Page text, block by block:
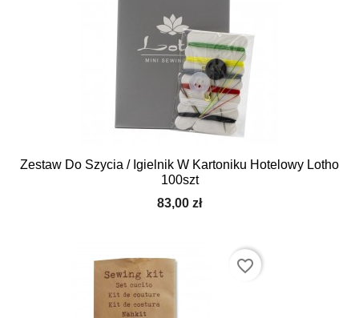
Zestaw Do Szycia / Igielnik W Kartoniku Hotelowy Lotho
100szt
83,00 zł
favorite_border